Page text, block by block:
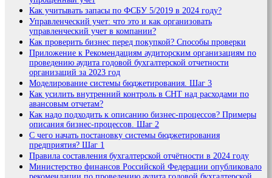
Как учитывать запасы по ФСБУ 5/2019 в 2024 году?
Управленческий учет: что это и как организовать
управленческий учет в компании?
Как проверить бизнес перед покупкой? Способы проверки
Приложение к Рекомендациям аудиторским организациям по
проведению аудита годовой бухгалтерской отчетности
организаций за 2023 год
Моделирование системы бюджетирования. Шаг 3
Как усилить внутренний контроль в СНТ над расходами по
авансовым отчетам?
Как надо подходить к описанию бизнес-процессов? Примеры
описания бизнес-процессов. Шаг 2
С чего начать постановку системы бюджетирования
предприятия? Шаг 1
Правила составления бухгалтерской отчётности в 2024 году
Министерство финансов Российской Федерации опубликовало